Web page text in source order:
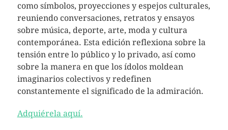
como símbolos, proyecciones y espejos culturales,
reuniendo conversaciones, retratos y ensayos
sobre música, deporte, arte, moda y cultura
contemporánea. Esta edición reflexiona sobre la
tensión entre lo público y lo privado, así como
sobre la manera en que los ídolos moldean
imaginarios colectivos y redefinen
constantemente el significado de la admiración.
Adquiérela aquí.